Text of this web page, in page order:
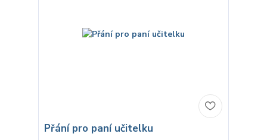
Přání pro paní učitelku